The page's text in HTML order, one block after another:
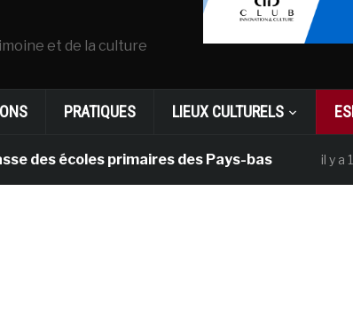
et de la culture
PRATIQUES LIEUX CULTURELS
écoles primaires des Pays-bas il y a 1 mois